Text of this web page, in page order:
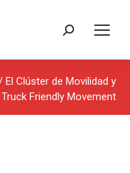
Search:
El Clúster de Movilidad y
Friendly Movement